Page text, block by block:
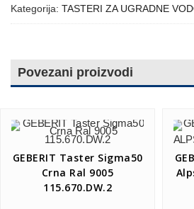
Kategorija: TASTERI ZA UGRADNE
Povezani proizvodi
GEBERIT Taster Sigma50
Crna Ral 9005
115.670.DW.2